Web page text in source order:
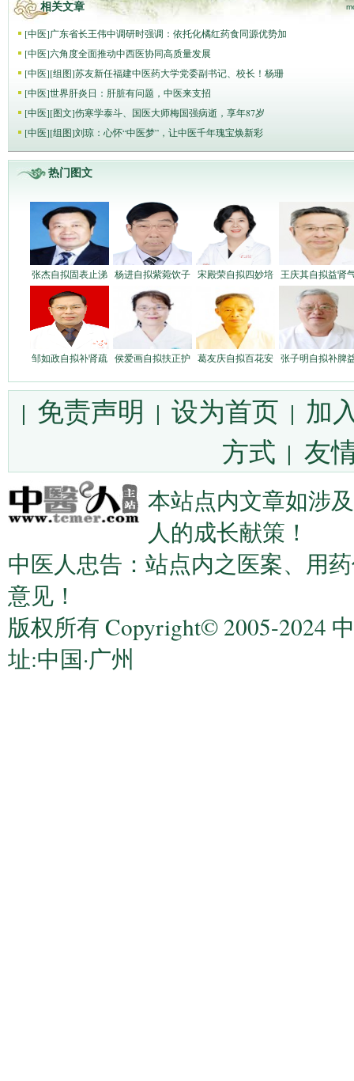
相关文章
[中医]广东省长王伟中调研时强调：依托化橘红药食同源优势加
[中医]六角度全面推动中西医协同高质量发展
[中医][组图]苏友新任福建中医药大学党委副书记、校长！杨珊
[中医]世界肝炎日：肝脏有问题，中医来支招
[中医][图文]伤寒学泰斗、国医大师梅国强病逝，享年87岁
[中医][组图]刘琼：心怀“中医梦”，让中医千年瑰宝焕新彩
热门图文
张杰自拟固表止涕 杨进自拟紫菀饮子 宋殿荣自拟四妙培 王庆其自拟益肾
邹如政自拟补肾疏 侯爱画自拟扶正护 葛友庆自拟百花安 张子明自拟补脾
| 免责声明 | 设为首页 | 加
方式 | 友
本站点内文章如涉
人的成长献策！
中医人忠告：站点内之医案、用
意见！
版权所有 Copyright© 2005-2024
址:中国·广州